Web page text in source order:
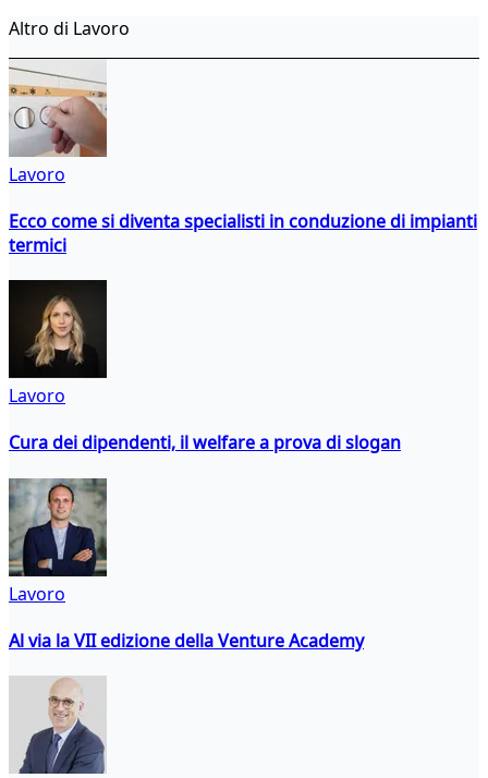
Altro di Lavoro
Lavoro
Ecco come si diventa specialisti in conduzione di impianti
termici
Lavoro
Cura dei dipendenti, il welfare a prova di slogan
Lavoro
Al via la VII edizione della Venture Academy